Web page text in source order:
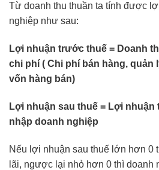
Từ doanh thu thuần ta tính được
nghiệp như sau:
Lợi nhuận trước thuế = Doanh
chi phí ( Chi phí bán hàng, quản
vốn hàng bán)
Lợi nhuận sau thuế = Lợi
nhập doanh nghiệp
Nếu lợi nhuận sau thuế lớn hơn 0
lãi, ngược lại nhỏ hơn 0 thì doanh